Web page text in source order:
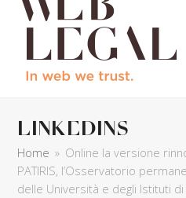
linkedins
Home » Online la versione
PATIRIS, l’Osservatorio
delle Università e degli Istituti